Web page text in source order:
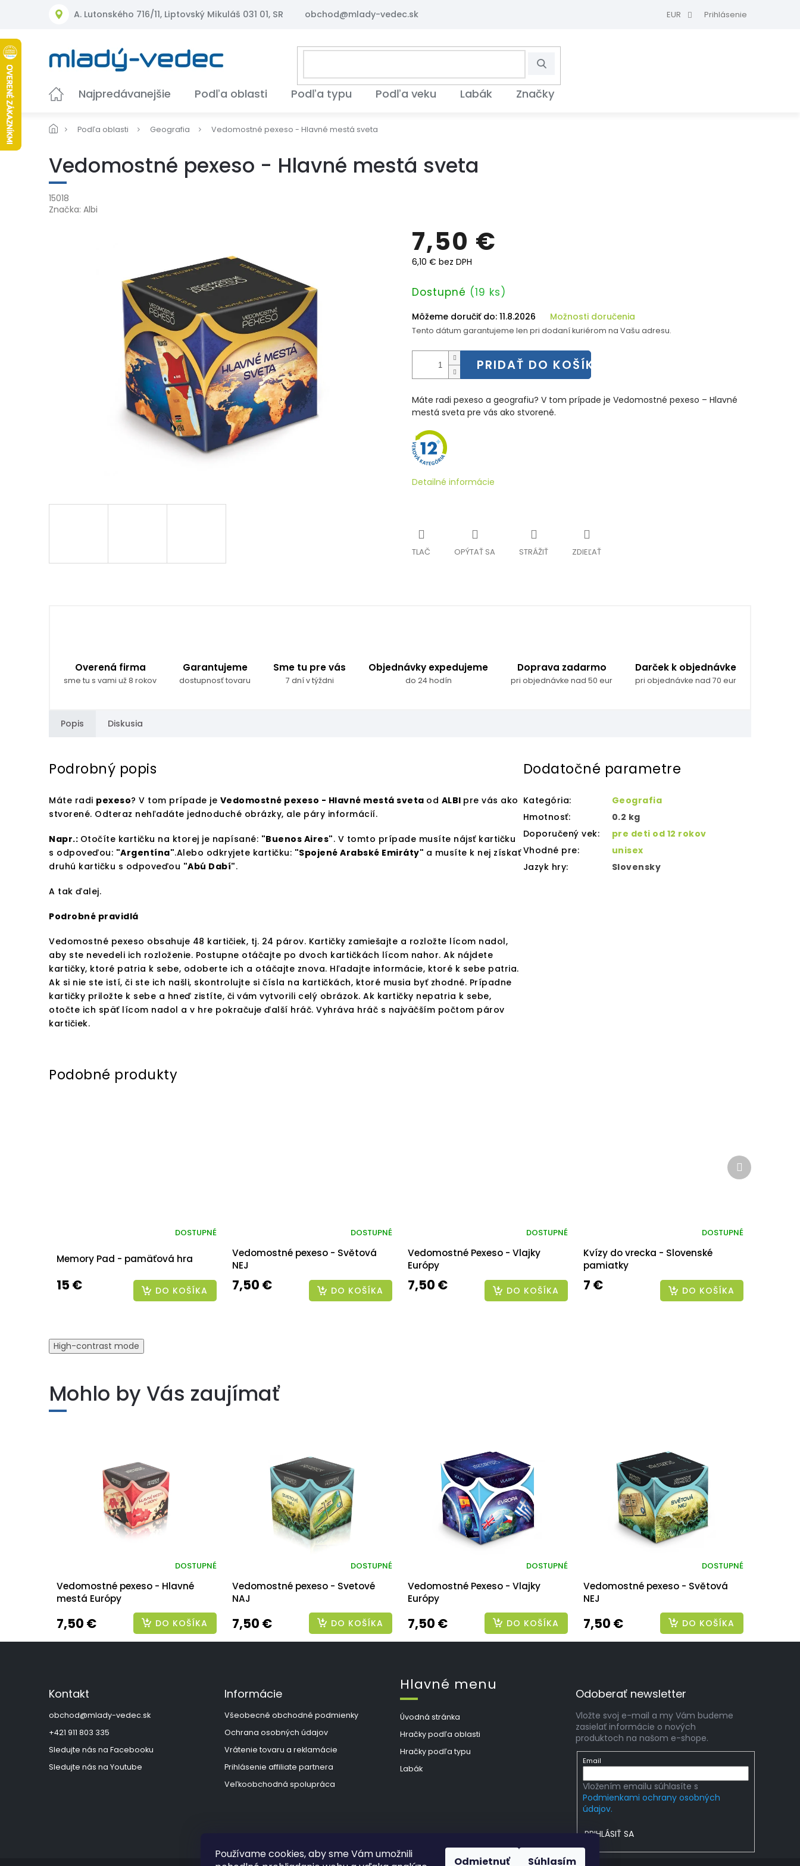
Používame cookies, aby sme Vám umožnili
Odmietnuť Súhlasím
A. Lutonského 716/11, Liptovský Mikuláš 031 01, SR obchod@mlady-vedec.sk EUR Prihlásenie
Hľadať
Najpredávanejšie Podľa oblasti Podľa typu Podľa veku Labák Značky
Podľa oblasti Geografia Vedomostné pexeso - Hlavné mestá sveta
Vedomostné pexeso - Hlavné mestá sveta
15018
Značka: Albi
7,50 €
6,10 € bez DPH
Jednotková
Dostupné (19 ks)
Môžeme doručiť do: 11.8.2026 Možnosti doručenia
Tento dátum garantujeme len pri dodaní kuriérom na Vašu adresu.
PRIDAŤ DO KOŠÍKA
Máte radi pexeso a geografiu? V tom prípade je Vedomostné pexeso – Hlavné
mestá sveta pre vás ako stvorené.
Detailné informácie
TLAČ OPÝTAŤ SA STRÁŽIŤ ZDIEĽAŤ
Overená firma
sme tu s vami už 8 rokov
Garantujeme
dostupnosť tovaru
Sme tu pre vás
7 dní v týždni
Objednávky expedujeme
do 24 hodín
Doprava zadarmo
pri objednávke nad 50 eur
Darček k objednávke
pri objednávke nad 70 eur
Popis Diskusia
Podrobný popis
Máte radi pexeso? V tom prípade je Vedomostné pexeso - Hlavné mestá sveta od ALBI pre vás ako
stvorené. Odteraz nehľadáte jednoduché obrázky, ale páry informácií.
Napr.: Otočíte kartičku na ktorej je napísané: "Buenos Aires". V tomto prípade musíte nájsť kartičku
s odpoveďou: "Argentína".Alebo odkryjete kartičku: "Spojené Arabské Emiráty" a musíte k nej získať
druhú kartičku s odpoveďou "Abú Dabí".
A tak ďalej.
Podrobné pravidlá
Vedomostné pexeso obsahuje 48 kartičiek, tj. 24 párov. Kartičky zamiešajte a rozložte lícom nadol,
aby ste nevedeli ich rozloženie. Postupne otáčajte po dvoch kartičkách lícom nahor. Ak nájdete
kartičky, ktoré patria k sebe, odoberte ich a otáčajte znova. Hľadajte informácie, ktoré k sebe patria.
Ak si nie ste istí, či ste ich našli, skontrolujte si čísla na kartičkách, ktoré musia byť zhodné. Prípadne
kartičky priložte k sebe a hneď zistíte, či vám vytvorili celý obrázok. Ak kartičky nepatria k sebe,
otočte ich späť lícom nadol a v hre pokračuje ďalší hráč. Vyhráva hráč s najväčším počtom párov
kartičiek.
Dodatočné parametre
Kategória:
Geografia
Hmotnosť:
0.2 kg
Doporučený vek:
pre deti od 12 rokov
Vhodné pre:
unisex
Jazyk hry: Slovensky
Memory Pad - pamäťová hra
DOSTUPNÉ
15 € DO KOŠÍKA
Vedomostné pexeso - Světová
NEJ
DOSTUPNÉ
7,50 € DO KOŠÍKA
Vedomostné Pexeso - Vlajky
Európy
DOSTUPNÉ
7,50 € DO KOŠÍKA
Kvízy do vrecka - Slovenské
pamiatky
DOSTUPNÉ
7 € DO KOŠÍKA
Ďalší
produkt
High-contrast mode
Mohlo by Vás zaujímať
Vedomostné pexeso - Hlavné
mestá Európy
DOSTUPNÉ
7,50 € DO KOŠÍKA
Vedomostné pexeso - Svetové
NAJ
DOSTUPNÉ
7,50 € DO KOŠÍKA
Vedomostné Pexeso - Vlajky
Európy
DOSTUPNÉ
7,50 € DO KOŠÍKA
Vedomostné pexeso - Světová
NEJ
DOSTUPNÉ
7,50 € DO KOŠÍKA
Kontakt
obchod@mlady-vedec.sk
+421 911 803 335
Sledujte nás na Facebooku
Sledujte nás na Youtube
Informácie
Všeobecné obchodné podmienky
Ochrana osobných údajov
Vrátenie tovaru a reklamácie
Prihlásenie affiliate partnera
Veľkoobchodná spolupráca
Hlavné menu
Úvodná stránka
Hračky podľa oblasti
Hračky podľa typu
Labák
Odoberať newsletter
Vložte svoj e-mail a my Vám budeme
zasielať informácie o nových
produktoch na našom e-shope.
Email
Vložením emailu súhlasíte s
Podmienkami ochrany osobných
údajov.
PRIHLÁSIŤ SA